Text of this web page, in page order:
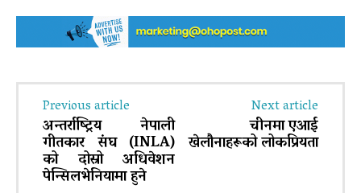
Previous article
अन्तर्राष्ट्रिय नेपाली
गीतकार संघ (INLA)
को दोस्रो अधिवेशन
पेन्सिलभेनियामा हुने
Next article
चीनमा एआई
खेलौनाहरूको लोकप्रियता